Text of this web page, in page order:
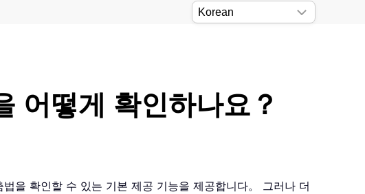
어떻게 확인하나요？
을 확인할 수 있는 기본 제공 기능을 제공합니다。 그러나 더